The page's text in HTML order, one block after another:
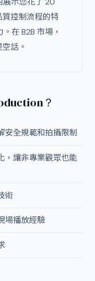
控制流程的特
在 B2B 市場，
話。
？
安全規範和拍攝限制
，讓非專業觀眾也能
術
場播放經驗